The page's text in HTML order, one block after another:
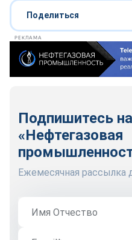
Поделиться
РЕКЛАМА
Подпишитесь
«Нефтегазовая
Ежемесячная рассылка